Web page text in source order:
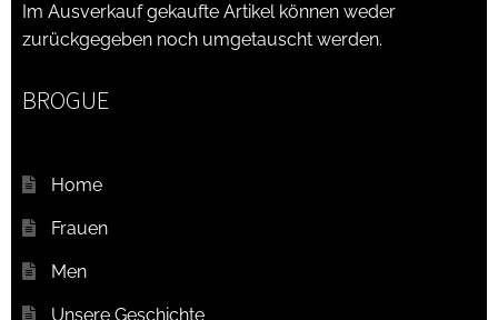
Im Ausverkauf gekaufte Artikel können weder
zurückgegeben noch umgetauscht werden.
BROGUE
Home
Frauen
Men
Unsere Geschichte